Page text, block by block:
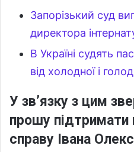
Запорізький суд
директора
В Україні судять
від холодної і
У зв’язку з цим
прошу підтримати
справу Івана